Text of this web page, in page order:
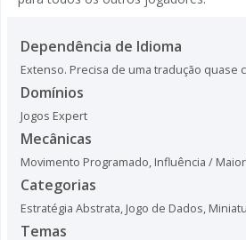
Dependência de Idioma
Extenso. Precisa de uma tradução quase
Domínios
Jogos Expert
Mecânicas
Movimento Programado, Influência /
Categorias
Estratégia Abstrata, Jogo de Dados,
Temas